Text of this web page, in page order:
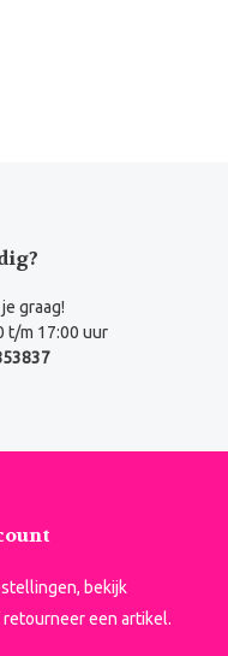
graag!
t/m 17:00 uur
bekijk
een artikel.